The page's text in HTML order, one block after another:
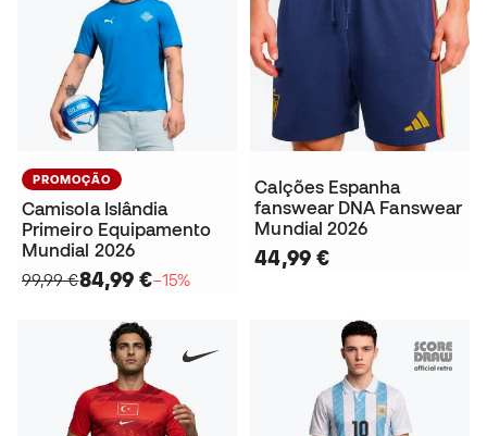
PROMOÇÃO
Camisola Islândia
Primeiro Equipamento
Mundial 2026
99,99 €84,99 €−15%
Calções Espanha
fanswear DNA Fanswear
Mundial 2026
44,99 €